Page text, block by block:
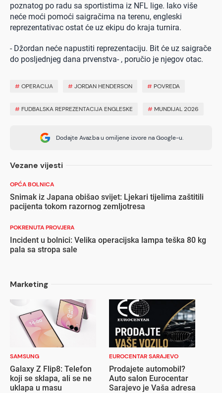
poznatog po radu sa sportistima iz NFL lige. Iako više
neće moći pomoći saigračima na terenu, engleski
reprezentativac ostat će uz ekipu do kraja turnira.
- Džordan neće napustiti reprezentaciju. Bit će uz saigrače
do posljednjeg dana prvenstva- , poručio je njegov otac.
#OPERACIJA #JORDAN HENDERSON # POVREDA
# FUDBALSKA REPREZENTACIJA ENGLESKE # MUNDIJAL 2026
Dodajte Avaz.ba u omiljene izvore na Google-u.
Vezane vijesti
OPĆA BOLNICA
Snimak iz Japana obišao svijet: Ljekari tijelima zaštitili
pacijenta tokom razornog zemljotresa
POKRENUTA PROVJERA
Incident u bolnici: Velika operacijska lampa teška 80 kg
pala sa stropa sale
Marketing
SAMSUNG
Galaxy Z Flip8: Telefon
koji se sklapa, ali se ne
uklapa u masu
EUROCENTAR SARAJEVO
Prodajete automobil?
Auto salon Eurocentar
Sarajevo je Vaša adresa